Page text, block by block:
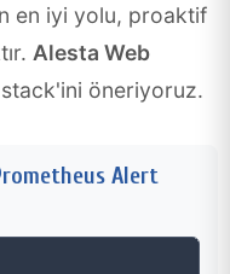
en iyi yolu, proaktif
Alesta Web
öneriyoruz.
Alert